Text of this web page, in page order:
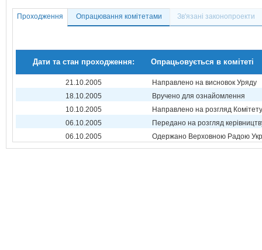
Проходження Опрацювання комітетами Зв'язані законопроекти
Дати та стан проходження: Опрацьовується в комітеті
21.10.2005
Направлено на висновок Уряду
18.10.2005
Вручено для ознайомлення
10.10.2005
Направлено на розгляд Комітету
06.10.2005
Передано на розгляд
06.10.2005
Одержано Верховною Радою